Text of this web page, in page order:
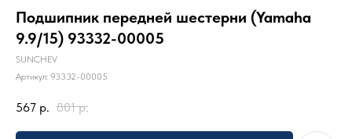
Подшипник передней шестерни (Yamaha
9.9/15) 93332-00005
SUNCHEV
Артикул: 93332-00005
567 р. 801 р.